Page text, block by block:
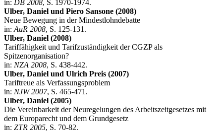
in: DB 2008, S. 1970-1974.
Ulber, Daniel und Piero Sansone (2008)
Neue Bewegung in der Mindestlohndebatte
in: AuR 2008, S. 125-131.
Ulber, Daniel (2008)
Tariffähigkeit und Tarifzuständigkeit der CGZP als
Spitzenorganisation?
in: NZA 2008, S. 438-442.
Ulber, Daniel und Ulrich Preis (2007)
Tariftreue als Verfassungsproblem
in: NJW 2007, S. 465-471.
Ulber, Daniel (2005)
Die Vereinbarkeit der Neuregelungen des Arbeitszeitgesetzes mit
dem Europarecht und dem Grundgesetz
in: ZTR 2005, S. 70-82.